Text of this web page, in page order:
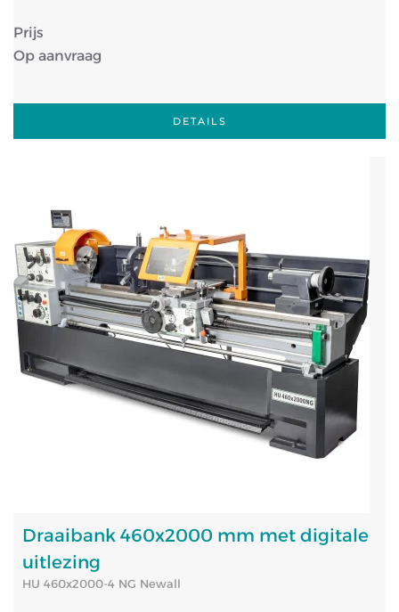
Prijs
Op aanvraag
DETAILS
Draaibank 460x2000 mm met digitale
uitlezing
HU 460x2000-4 NG Newall